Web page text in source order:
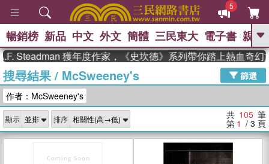
5
GO
熱搜： 高希均教授回憶錄
、 The Odyssey 、 父親節 、 如果歷
獎 臺灣漫遊錄 、 方念華 、 台灣的李
登輝時代
數學女孩：黎曼猜想 、
偉大的迷走神經
暢銷榜 新品 中文 外文 簡體 三民東大 電子書 親子
獲年度作家，《史坎德》系列帶你踏上熱血奇幻旅程
搜尋結果/ McSweeney's
篩選
作者：McSweeney's
顯示 排序 共 105 筆
第 1 / 3 頁